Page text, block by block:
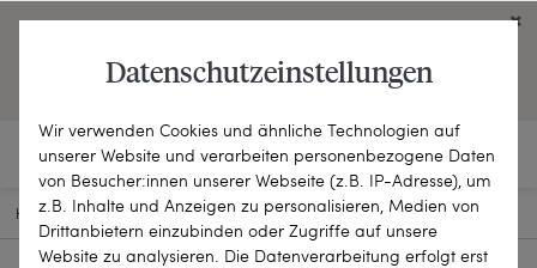
OPEN ENGLISH WEBSITE
HOME SCHMUCKSTÜCKE ANHÄNGER 25-1010
Datenschutzeinstellungen
Wir verwenden Cookies und ähnliche Technologien auf
unserer Website und verarbeiten personenbezogene Daten
von Besucher:innen unserer Webseite (z.B. IP-Adresse), um
z.B. Inhalte und Anzeigen zu personalisieren, Medien von
Drittanbietern einzubinden oder Zugriffe auf unsere
Website zu analysieren. Die Datenverarbeitung erfolgt erst